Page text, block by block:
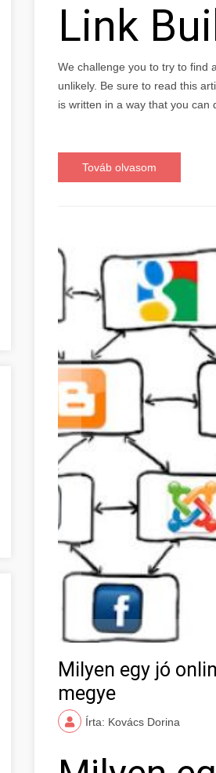
Link
We challenge you to try to find
unlikely. Be sure to read this
is written in a way that you can
Továb olvasom
Milyen egy jó
megye
Írta: Kovács Dorina